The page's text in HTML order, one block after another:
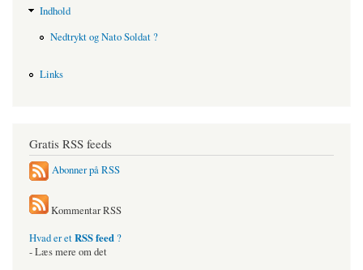
Indhold
Nedtrykt og Nato Soldat ?
Links
Gratis RSS feeds
Abonner på RSS
Kommentar RSS
Hvad er etRSS feed ?
- Læs mere om det